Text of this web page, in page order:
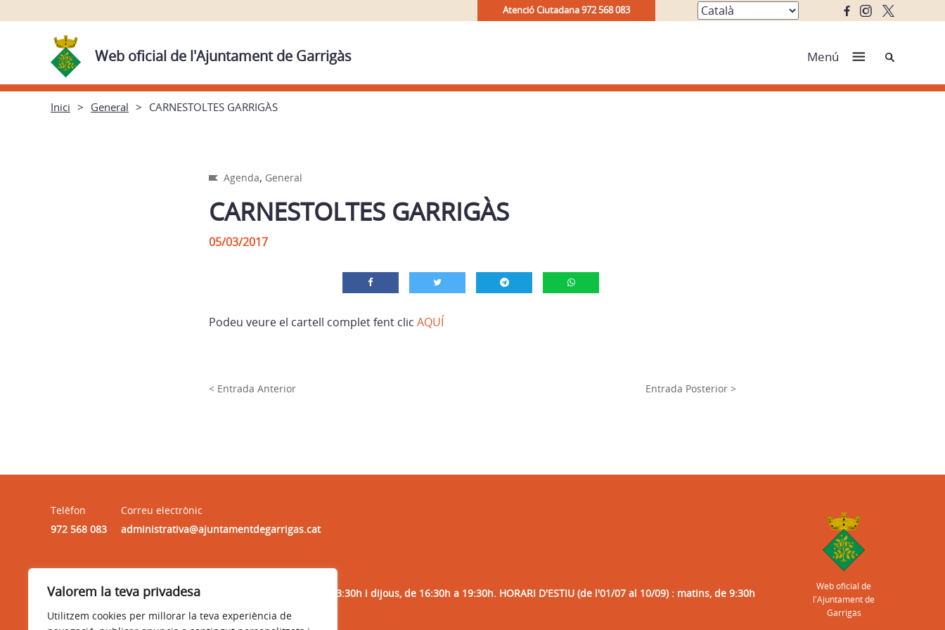
Valorem la teva privadesa
Utilitzem cookies per millorar la teva experiència de
Atenció Ciutadana 972 568 083
Web oficial de l'Ajuntament de Garrigàs Menú Cerca
Inici General CARNESTOLTES GARRIGÀS
Agenda, General
CARNESTOLTES GARRIGÀS
05/03/2017
Podeu veure el cartell complet fent clic AQUÍ
< Entrada Anterior Entrada Posterior >
Telèfon
972 568 083
Correu electrònic
administrativa@ajuntamentdegarrigas.cat
HORARI : dilluns, dimarts, dimecres i divendres, de 9:30h a 13:30h i dijous, de 16:30h a 19:30h. HORARI D'ESTIU (de l'01/07 al 10/09) : matins, de 9:30h
a 13:30h
Web oficial de
l'Ajuntament de
Garrigàs